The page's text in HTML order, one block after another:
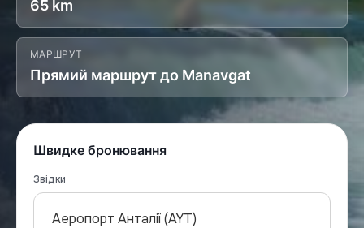
65 km
МАРШРУТ
Прямий маршрут до Manavgat
Швидке бронювання
Звідки
Аеропорт Анталії (AYT)